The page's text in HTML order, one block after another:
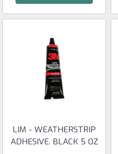
LIM - WEATHERSTRIP
ADHESIVE. BLACK 5 OZ